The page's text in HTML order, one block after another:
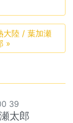
大陸 / 葉加瀬
»
39
太郎